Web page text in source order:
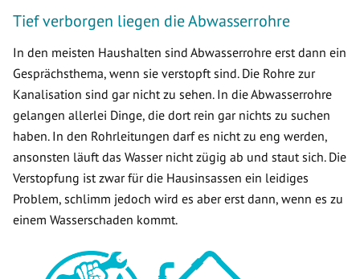
Tief verborgen liegen die Abwasserrohre
In den meisten Haushalten sind Abwasserrohre erst dann ein
Gesprächsthema, wenn sie verstopft sind. Die Rohre zur
Kanalisation sind gar nicht zu sehen. In die Abwasserrohre
gelangen allerlei Dinge, die dort rein gar nichts zu suchen
haben. In den Rohrleitungen darf es nicht zu eng werden,
ansonsten läuft das Wasser nicht zügig ab und staut sich. Die
Verstopfung ist zwar für die Hausinsassen ein leidiges
Problem, schlimm jedoch wird es aber erst dann, wenn es zu
einem Wasserschaden kommt.